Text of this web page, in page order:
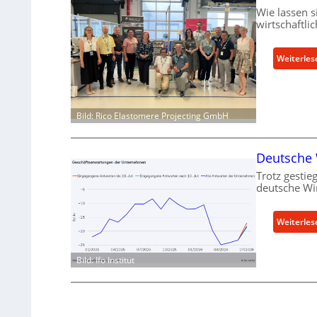
Bild: Rico Elastomere Projecting GmbH
Wie lassen
Bild: Ifo Institut
Trotz
deutsche